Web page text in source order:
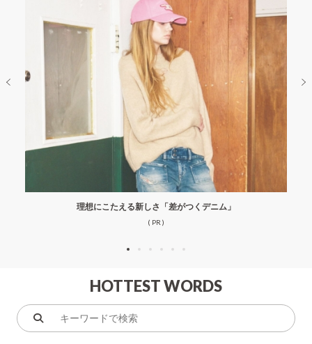
理想にこたえる新しさ「差がつくデニム」
( PR )
HOTTEST WORDS
キ